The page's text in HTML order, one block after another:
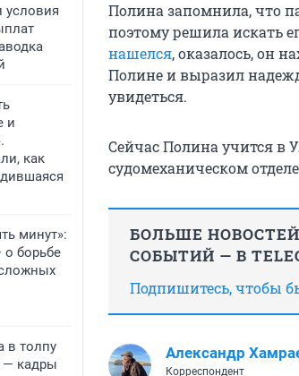
условия
и
как
минут»:
борьбе
в толпу
— кадры
Полина запомнила, что
поэтому решила искать
нашелся, оказалось, он
Полине и выразил
увидеться.
Сейчас Полина учится в
судомеханическом
БОЛЬШЕ
СОБЫТИЙ — В
Подпишитесь, чтобы
Александр
Корреспондент